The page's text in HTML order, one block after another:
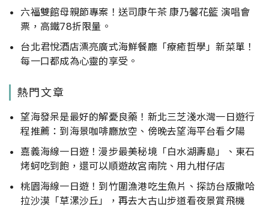
六福雙館母親節專案！送司康午茶 康乃馨花籃 演唱會
票，高鐵78折限量。
台北君悅酒店漂亮廣式海鮮餐廳「療癒哲學」新菜單！
每一口都成為心靈的享受。
熱門文章
望海發呆是最好的解憂良藥！新北三芝淺水灣一日遊行
程推薦：到海景咖啡廳放空、傍晚去望海平台看夕陽
嘉義海線一日遊！漫步最美秘境「白水湖壽島」、東石
烤蚵吃到飽，還可以順遊故宮南院、用九柑仔店
桃園海線一日遊！到竹圍漁港吃生魚片、探訪台版撒哈
拉沙漠「草漯沙丘」，再去大古山步道看夜景賞飛機